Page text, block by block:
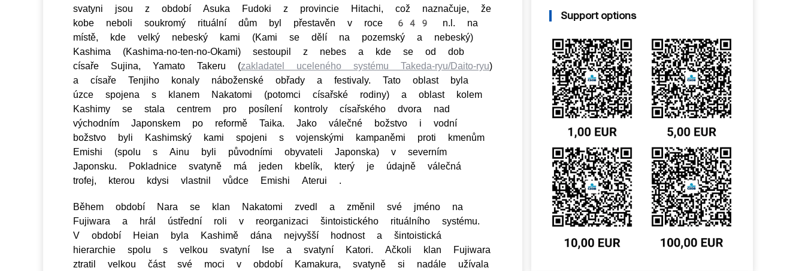
svatyni jsou z období Asuka Fudoki z provincie Hitachi, což naznačuje, že
kobe neboli soukromý rituální dům byl přestavěn v roce 649 n.l. na
místě, kde velký nebeský kami (Kami se dělí na pozemský a nebeský)
Kashima (Kashima-no-ten-no-Okami) sestoupil z nebes a kde se od dob
císaře Sujina, Yamato Takeru (zakladatel uceleného systému Takeda-ryu/Daito-ryu)
a císaře Tenjiho konaly náboženské obřady a festivaly. Tato oblast byla
úzce spojena s klanem Nakatomi (potomci císařské rodiny) a oblast kolem
Kashimy se stala centrem pro posílení kontroly císařského dvora nad
východním Japonskem po reformě Taika. Jako válečné božstvo i vodní
božstvo byli Kashimský kami spojeni s vojenskými kampaněmi proti kmenům
Emishi (spolu s Ainu byli původními obyvateli Japonska) v severním
Japonsku. Pokladnice svatyně má jeden kbelík, který je údajně válečná
trofej, kterou kdysi vlastnil vůdce Emishi Aterui .
Během období Nara se klan Nakatomi zvedl a změnil své jméno na
Fujiwara a hrál ústřední roli v reorganizaci šintoistického rituálního systému.
V období Heian byla Kashimě dána nejvyšší hodnost a šintoistická
hierarchie spolu s velkou svatyní Ise a svatyní Katori. Ačkoli klan Fujiwara
ztratil velkou část své moci v období Kamakura, svatyně si nadále užívala
Support options